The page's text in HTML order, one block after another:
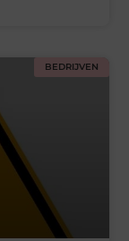
BEDRIJVEN